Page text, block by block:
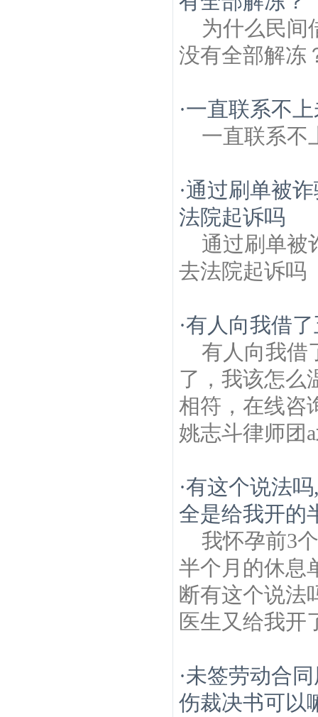
为什么民间
没有全部解冻
·一直联系不
一直联系不
·通过刷单被
法院起诉吗
通过刷单被
去法院起诉吗
·有人向我借
有人向我借
了，我该怎么
相符，在线咨
姚志斗律师团
·有这个说法
全是给我开的
我怀孕前3
半个月的休息
断有这个说法
医生又给我开
·未签劳动合
伤裁决书可以